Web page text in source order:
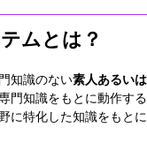
ムとは？
知識のない素人あるい
門知識をもとに動作す
に特化した知識をもと